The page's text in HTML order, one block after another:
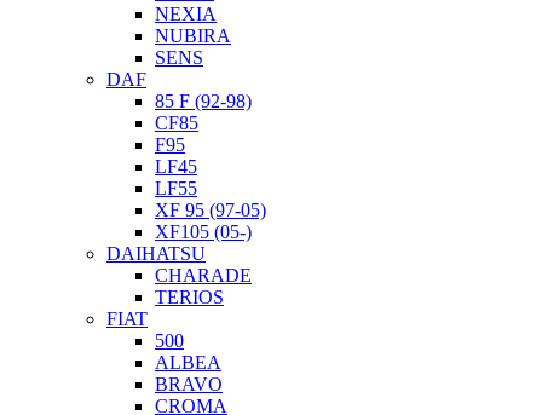
NEXIA
NUBIRA
SENS
DAF
85 F (92-98)
CF85
F95
LF45
LF55
XF 95 (97-05)
XF105 (05-)
DAIHATSU
CHARADE
TERIOS
FIAT
500
ALBEA
BRAVO
CROMA